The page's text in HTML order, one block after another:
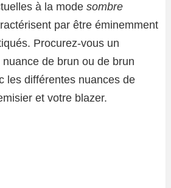
à la mode sombre
par être éminemment
Procurez-vous un
de brun ou de brun
les différentes nuances de
et votre blazer.